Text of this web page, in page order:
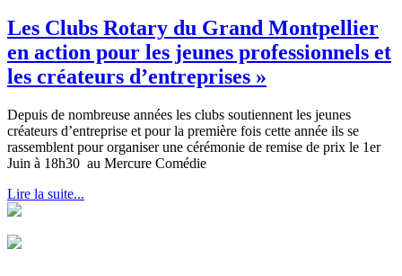
Les Clubs Rotary du Grand Montpellier
en action pour les jeunes professionnels et
les créateurs d’entreprises »
Depuis de nombreuse années les clubs soutiennent les jeunes
créateurs d’entreprise et pour la première fois cette année ils se
rassemblent pour organiser une cérémonie de remise de prix le 1er
Juin à 18h30 au Mercure Comédie
Lire la suite...